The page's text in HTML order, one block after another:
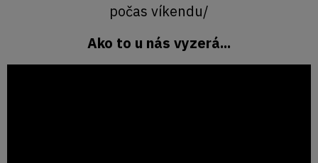
počas víkendu/
Ako to u nás vyzerá...